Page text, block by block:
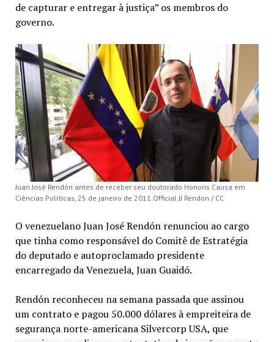
de capturar e entregar à justiça” os membros do
governo.
Juan José Rendón antes de receber seu doutorado Honoris Causa em
Ciências Políticas, 25 de janeiro de 2011.Official JJ Rendon / CC
O venezuelano Juan José Rendón renunciou ao cargo
que tinha como responsável do Comitê de Estratégia
do deputado e autoproclamado presidente
encarregado da Venezuela, Juan Guaidó.
Rendón reconheceu na semana passada que assinou
um contrato e pagou 50.000 dólares à empreiteira de
segurança norte-americana Silvercorp USA, que